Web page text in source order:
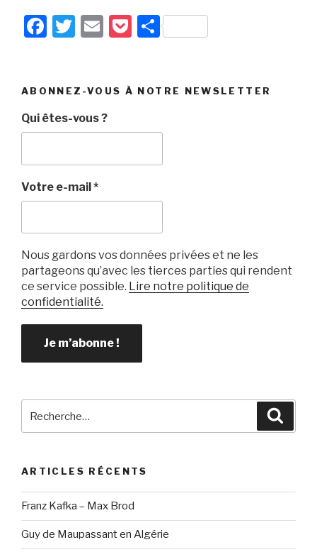
F
e
b
o
o
k
T
er
E
P
k
P
g
ABONNEZ-VOUS À NOTRE NEWSLETTER
Qui êtes-vous ?
Votre e-mail*
Nous gardons vos données privées et ne les
partageons qu’avec les tierces parties qui rendent
ce service possible. Lire notre politique de
confidentialité.
ARTICLES RÉCENTS
Franz Kafka – Max Brod
Guy de Maupassant en Algérie